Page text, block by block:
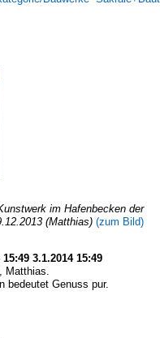
im Hafenbecken der
(Matthias) (zum Bild)
15:49 3.1.2014 15:49
Matthias.
bedeutet Genuss pur.